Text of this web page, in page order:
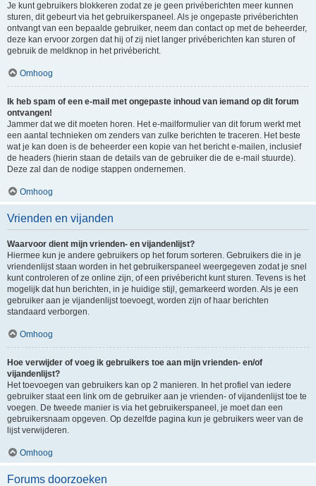
Je kunt gebruikers blokkeren zodat ze je geen privéberichten meer kunnen
sturen, dit gebeurt via het gebruikerspaneel. Als je ongepaste privéberichten
ontvangt van een bepaalde gebruiker, neem dan contact op met de beheerder,
deze kan ervoor zorgen dat hij of zij niet langer privéberichten kan sturen of
gebruik de meldknop in het privébericht.
Omhoog
Ik heb spam of een e-mail met ongepaste inhoud van iemand op dit forum
ontvangen!
Jammer dat we dit moeten horen. Het e-mailformulier van dit forum werkt met
een aantal technieken om zenders van zulke berichten te traceren. Het beste
wat je kan doen is de beheerder een kopie van het bericht e-mailen, inclusief
de headers (hierin staan de details van de gebruiker die de e-mail stuurde).
Deze zal dan de nodige stappen ondernemen.
Omhoog
Vrienden en vijanden
Waarvoor dient mijn vrienden- en vijandenlijst?
Hiermee kun je andere gebruikers op het forum sorteren. Gebruikers die in je
vriendenlijst staan worden in het gebruikerspaneel weergegeven zodat je snel
kunt controleren of ze online zijn, of een privébericht kunt sturen. Tevens is het
mogelijk dat hun berichten, in je huidige stijl, gemarkeerd worden. Als je een
gebruiker aan je vijandenlijst toevoegt, worden zijn of haar berichten
standaard verborgen.
Omhoog
Hoe verwijder of voeg ik gebruikers toe aan mijn vrienden- en/of
vijandenlijst?
Het toevoegen van gebruikers kan op 2 manieren. In het profiel van iedere
gebruiker staat een link om de gebruiker aan je vrienden- of vijandenlijst toe te
voegen. De tweede manier is via het gebruikerspaneel, je moet dan een
gebruikersnaam opgeven. Op dezelfde pagina kun je gebruikers weer van de
lijst verwijderen.
Omhoog
Forums doorzoeken